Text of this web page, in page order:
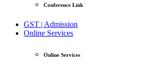
Conference Link
GST | Admission
Online Services
Online Services